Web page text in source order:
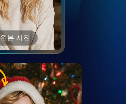
원본 사진